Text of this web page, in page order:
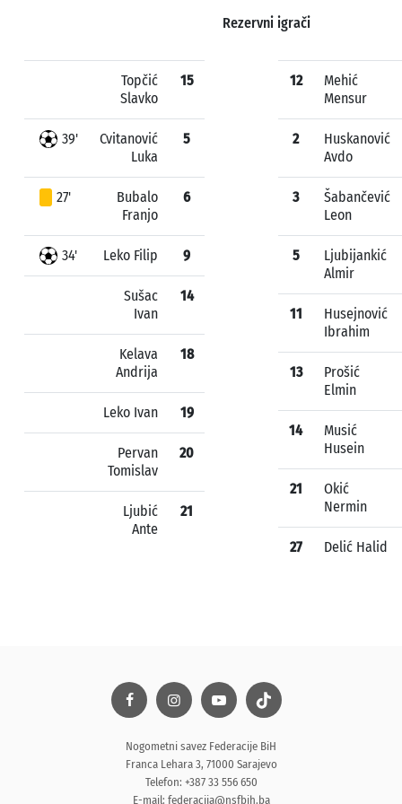
Rezervni igrači
Topčić
Slavko
15
39'
Cvitanović
Luka
5
27'
Bubalo
Franjo
6
34' Leko Filip 9
Sušac
Ivan
14
Kelava
Andrija
18
Leko Ivan 19
Pervan
Tomislav
20
Ljubić
Ante
21
12
Mehić
Mensur
2
Huskanović
Avdo
3
Šabančević
Leon
5
Ljubijankić
Almir
11
Husejnović
Ibrahim
13
Prošić
Elmin
14
Musić
Husein
21
Okić
Nermin
27 Delić Halid
Nogometni savez Federacije BiH
Franca Lehara 3, 71000 Sarajevo
Telefon: +387 33 556 650
E-mail: federacija@nsfbih.ba